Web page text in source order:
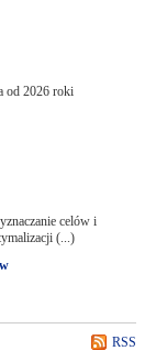
od 2026 roki
celów i
(...)
RSS